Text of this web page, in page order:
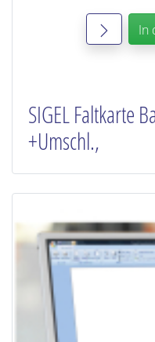
In
SIGEL Faltkarte
+Umschl.,